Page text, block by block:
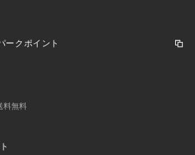
ークポイント
料無料